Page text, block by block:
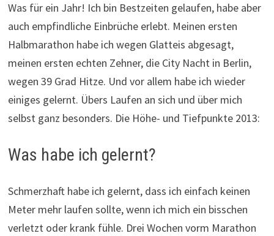
Was für ein Jahr! Ich bin Bestzeiten gelaufen, habe aber
auch empfindliche Einbrüche erlebt. Meinen ersten
Halbmarathon habe ich wegen Glatteis abgesagt,
meinen ersten echten Zehner, die City Nacht in Berlin,
wegen 39 Grad Hitze. Und vor allem habe ich wieder
einiges gelernt. Übers Laufen an sich und über mich
selbst ganz besonders. Die Höhe- und Tiefpunkte 2013:
Was habe ich gelernt?
Schmerzhaft habe ich gelernt, dass ich einfach keinen
Meter mehr laufen sollte, wenn ich mich ein bisschen
verletzt oder krank fühle. Drei Wochen vorm Marathon